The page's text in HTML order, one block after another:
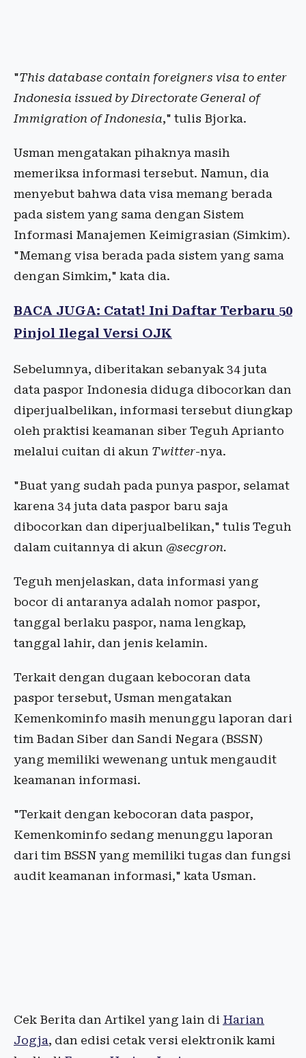
"This database contain foreigners visa to enter
Indonesia issued by Directorate General of
Immigration of Indonesia," tulis Bjorka.
Usman mengatakan pihaknya masih
memeriksa informasi tersebut. Namun, dia
menyebut bahwa data visa memang berada
pada sistem yang sama dengan Sistem
Informasi Manajemen Keimigrasian (Simkim).
"Memang visa berada pada sistem yang sama
dengan Simkim," kata dia.
BACA JUGA: Catat! Ini Daftar Terbaru 50
Pinjol Ilegal Versi OJK
Sebelumnya, diberitakan sebanyak 34 juta
data paspor Indonesia diduga dibocorkan dan
diperjualbelikan, informasi tersebut diungkap
oleh praktisi keamanan siber Teguh Aprianto
melalui cuitan di akun Twitter-nya.
"Buat yang sudah pada punya paspor, selamat
karena 34 juta data paspor baru saja
dibocorkan dan diperjualbelikan," tulis Teguh
dalam cuitannya di akun @secgron.
Teguh menjelaskan, data informasi yang
bocor di antaranya adalah nomor paspor,
tanggal berlaku paspor, nama lengkap,
tanggal lahir, dan jenis kelamin.
Terkait dengan dugaan kebocoran data
paspor tersebut, Usman mengatakan
Kemenkominfo masih menunggu laporan dari
tim Badan Siber dan Sandi Negara (BSSN)
yang memiliki wewenang untuk mengaudit
keamanan informasi.
"Terkait dengan kebocoran data paspor,
Kemenkominfo sedang menunggu laporan
dari tim BSSN yang memiliki tugas dan fungsi
audit keamanan informasi," kata Usman.
Cek Berita dan Artikel yang lain di Harian
Jogja, dan edisi cetak versi elektronik kami